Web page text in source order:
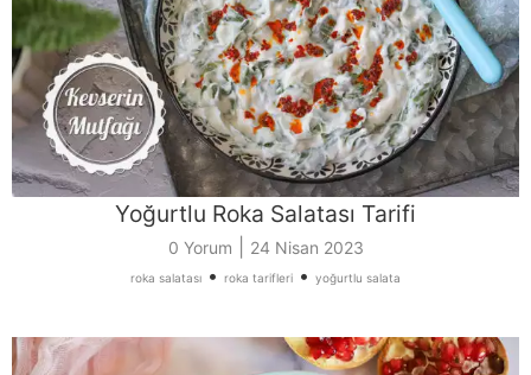
Yoğurtlu Roka Salatası Tarifi
0 Yorum 24 Nisan 2023
roka salatası • roka tarifleri • yoğurtlu salata